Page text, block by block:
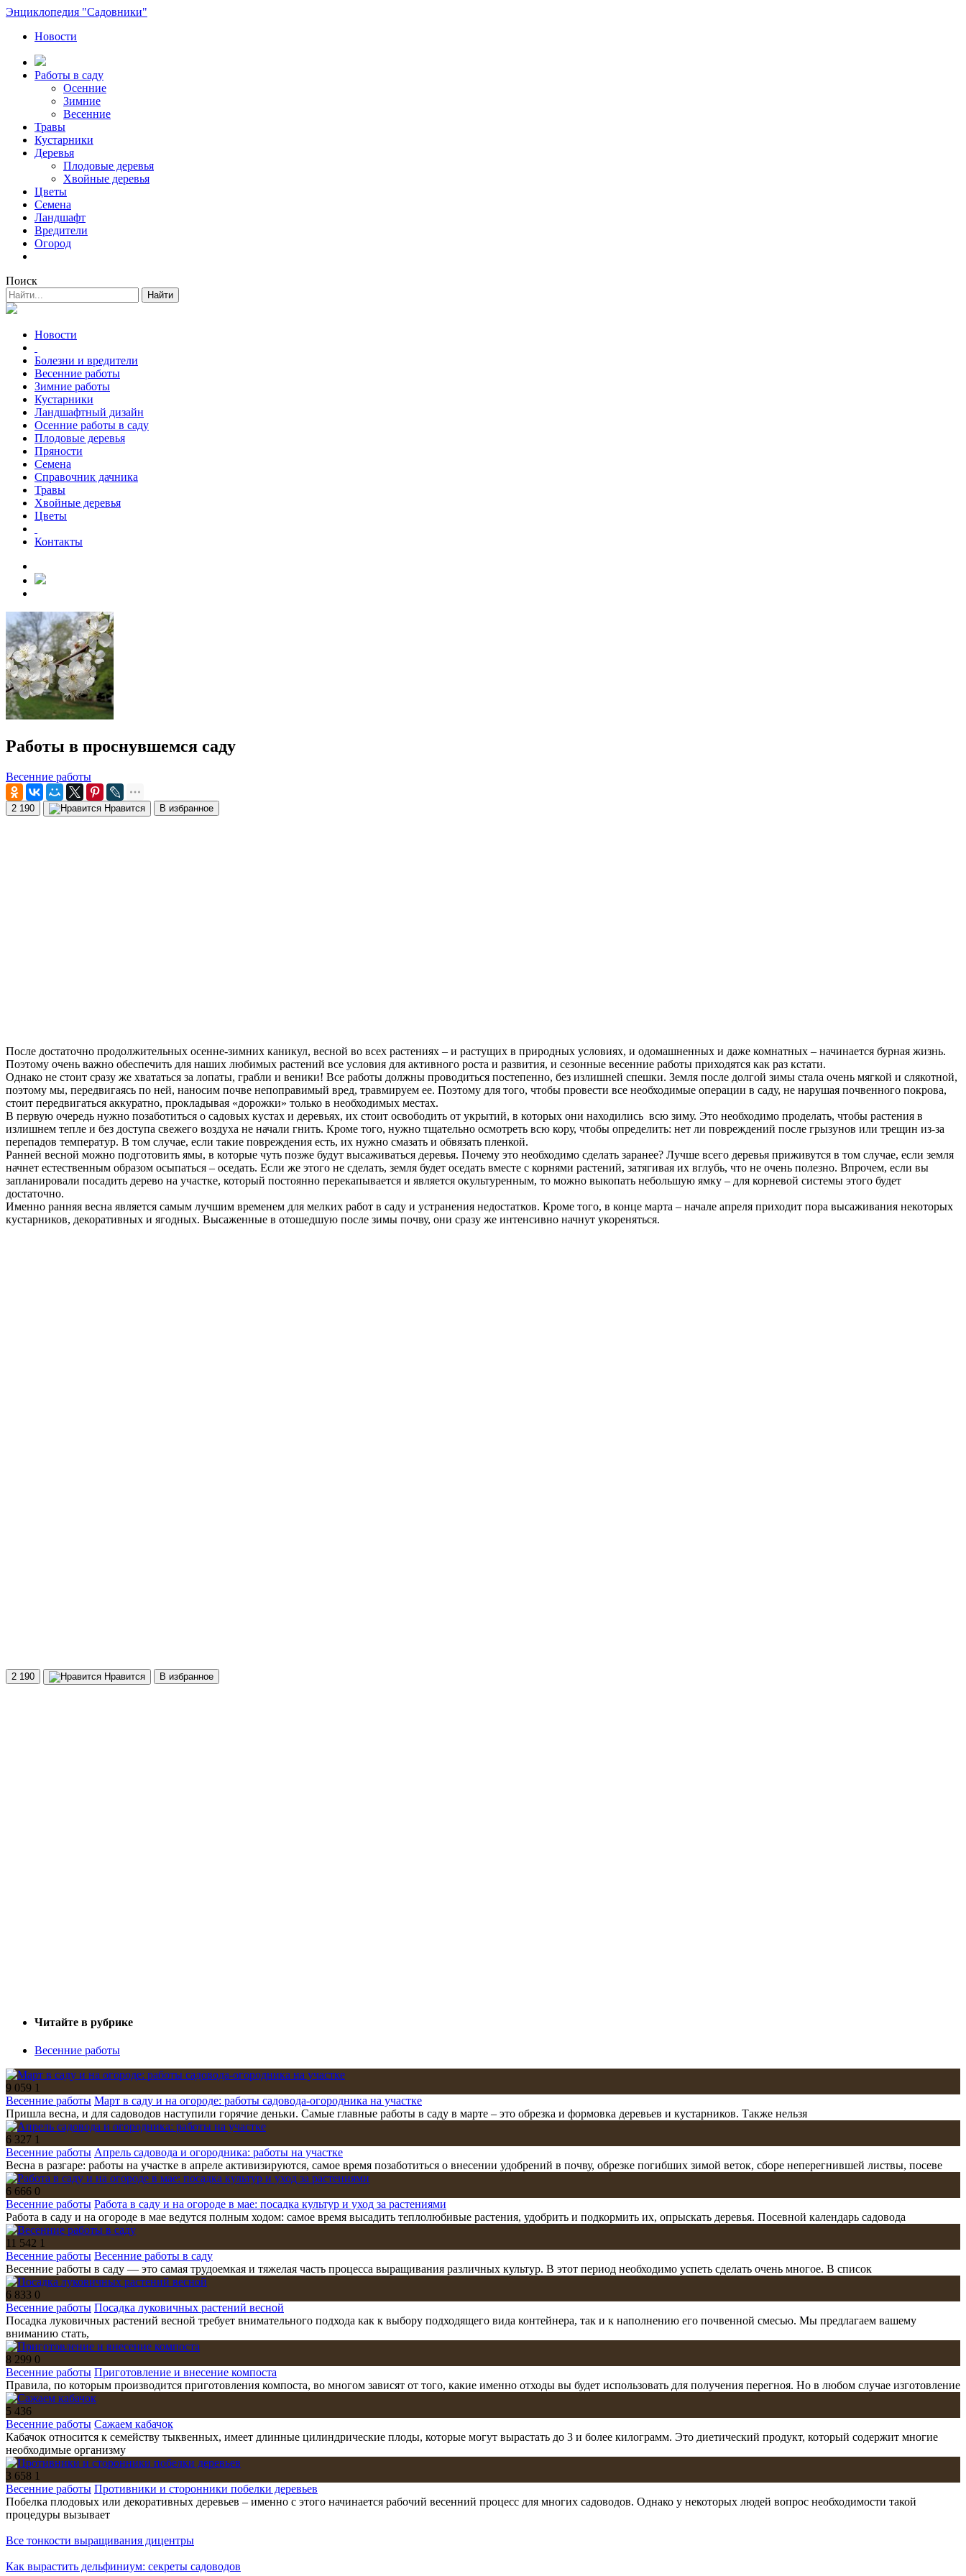
Энциклопедия "Садовники"
Новости
Работы в саду
Осенние
Зимние
Весенние
Травы
Кустарники
Деревья
Плодовые деревья
Хвойные деревья
Цветы
Семена
Ландшафт
Вредители
Огород
Поиск
Новости
Болезни и вредители
Весенние работы
Зимние работы
Кустарники
Ландшафтный дизайн
Осенние работы в саду
Плодовые деревья
Пряности
Семена
Справочник дачника
Травы
Хвойные деревья
Цветы
Контакты
Работы в проснувшемся саду
Весенние работы
2 190 Нравится В избранное
После достаточно продолжительных осенне-зимних каникул, весной во всех растениях – и растущих в природных условиях, и одомашненных и даже комнатных – начинается бурная жизнь.
Поэтому очень важно обеспечить для наших любимых растений все условия для активного роста и развития, и сезонные весенние работы приходятся как раз кстати.
Однако не стоит сразу же хвататься за лопаты, грабли и веники! Все работы должны проводиться постепенно, без излишней спешки. Земля после долгой зимы стала очень мягкой и слякотной,
поэтому мы, передвигаясь по ней, наносим почве непоправимый вред, травмируем ее. Поэтому для того, чтобы провести все необходимые операции в саду, не нарушая почвенного покрова,
стоит передвигаться аккуратно, прокладывая «дорожки» только в необходимых местах.
В первую очередь нужно позаботиться о садовых кустах и деревьях, их стоит освободить от укрытий, в которых они находились всю зиму. Это необходимо проделать, чтобы растения в
излишнем тепле и без доступа свежего воздуха не начали гнить. Кроме того, нужно тщательно осмотреть всю кору, чтобы определить: нет ли повреждений после грызунов или трещин из-за
перепадов температур. В том случае, если такие повреждения есть, их нужно смазать и обвязать пленкой.
Ранней весной можно подготовить ямы, в которые чуть позже будут высаживаться деревья. Почему это необходимо сделать заранее? Лучше всего деревья приживутся в том случае, если земля
начнет естественным образом осыпаться – оседать. Если же этого не сделать, земля будет оседать вместе с корнями растений, затягивая их вглубь, что не очень полезно. Впрочем, если вы
запланировали посадить дерево на участке, который постоянно перекапывается и является окультуренным, то можно выкопать небольшую ямку – для корневой системы этого будет
достаточно.
Именно ранняя весна является самым лучшим временем для мелких работ в саду и устранения недостатков. Кроме того, в конце марта – начале апреля приходит пора высаживания некоторых
кустарников, декоративных и ягодных. Высаженные в отошедшую после зимы почву, они сразу же интенсивно начнут укореняться.
2 190 Нравится В избранное
Читайте в рубрике
Весенние работы
9 059 1
Весенние работы Март в саду и на огороде: работы садовода-огородника на участке
Пришла весна, и для садоводов наступили горячие деньки. Самые главные работы в саду в марте – это обрезка и формовка деревьев и кустарников. Также нельзя
6 327 1
Весенние работы Апрель садовода и огородника: работы на участке
Весна в разгаре: работы на участке в апреле активизируются, самое время позаботиться о внесении удобрений в почву, обрезке погибших зимой веток, сборе неперегнившей листвы, посеве
6 666 0
Весенние работы Работа в саду и на огороде в мае: посадка культур и уход за растениями
Работа в саду и на огороде в мае ведутся полным ходом: самое время высадить теплолюбивые растения, удобрить и подкормить их, опрыскать деревья. Посевной календарь садовода
11 542 1
Весенние работы Весенние работы в саду
Весенние работы в саду — это самая трудоемкая и тяжелая часть процесса выращивания различных культур. В этот период необходимо успеть сделать очень многое. В список
6 833 0
Весенние работы Посадка луковичных растений весной
Посадка луковичных растений весной требует внимательного подхода как к выбору подходящего вида контейнера, так и к наполнению его почвенной смесью. Мы предлагаем вашему
вниманию стать,
8 299 0
Весенние работы Приготовление и внесение компоста
Правила, по которым производится приготовления компоста, во многом зависят от того, какие именно отходы вы будет использовать для получения перегноя. Но в любом случае изготовление
5 436
Весенние работы Сажаем кабачок
Кабачок относится к семейству тыквенных, имеет длинные цилиндрические плоды, которые могут вырастать до 3 и более килограмм. Это диетический продукт, который содержит многие
необходимые организму
3 658 1
Весенние работы Противники и сторонники побелки деревьев
Побелка плодовых или декоративных деревьев – именно с этого начинается рабочий весенний процесс для многих садоводов. Однако у некоторых людей вопрос необходимости такой
процедуры вызывает
Все тонкости выращивания дицентры
Как вырастить дельфиниум: секреты садоводов